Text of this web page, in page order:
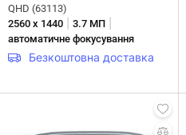
QHD (63113)
2560 х 1440
3.7 МП
автоматичне фокусування
Безкоштовна доставка